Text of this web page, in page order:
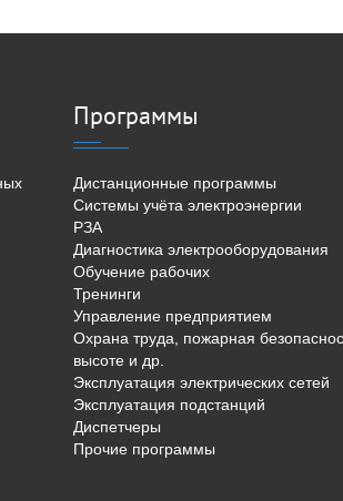
Программы
Дистанционные программы
Системы учёта электроэнергии
РЗА
Диагностика электрооборудования
Обучение рабочих
Тренинги
Управление предприятием
Охрана труда, пожарная
высоте и др.
Эксплуатация электрических сетей
Эксплуатация подстанций
Диспетчеры
Прочие программы